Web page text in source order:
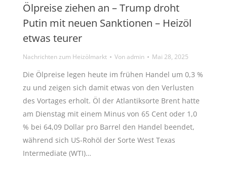
Ölpreise ziehen an – Trump droht
Putin mit neuen Sanktionen – Heizöl
etwas teurer
Nachrichten zum Heizölmarkt Vonadmin Mai 28, 2025
Die Ölpreise legen heute im frühen Handel um 0,3 %
zu und zeigen sich damit etwas von den Verlusten
des Vortages erholt. Öl der Atlantiksorte Brent hatte
am Dienstag mit einem Minus von 65 Cent oder 1,0
% bei 64,09 Dollar pro Barrel den Handel beendet,
während sich US-Rohöl der Sorte West Texas
Intermediate (WTI)…